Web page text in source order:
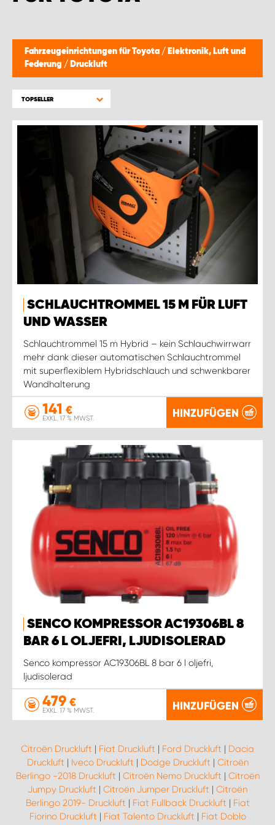
Fahrzeugeinrichtungen für Toyota / Elektronik, Luft und
Federung / Druckluft
TOPSELLER
SCHLAUCHTROMMEL 15 M FÜR LUFT
UND WASSER
Schlauchtrommel 15 m Hybrid – kein Schlauchwirrwarr
mehr dank dieser automatischen Schlauchtrommel
mit superflexiblem Hybridschlauch und schwenkbarer
Wandhalterung
141 €
EXKL. 17 % MWST. HINZUFÜGEN
SENCO KOMPRESSOR AC19306BL 8
BAR 6 L OLJEFRI, LJUDISOLERAD
Senco kompressor AC19306BL 8 bar 6 l oljefri,
ljudisolerad
479 €
EXKL. 17 % MWST. HINZUFÜGEN
Citroën Druckluft | Fiat Druckluft | Ford Druckluft | Dacia
Druckluft | Iveco Druckluft | Dodge Druckluft | Citroën
Berlingo -2018 Druckluft | Citroën Nemo Druckluft | Citroën
Jumpy Druckluft | Citroën Jumper Druckluft | Citroën
Berlingo 2019- Druckluft | Fiat Fullback Druckluft | Fiat
Fiorino Druckluft | Fiat Talento Druckluft | Fiat Doblo